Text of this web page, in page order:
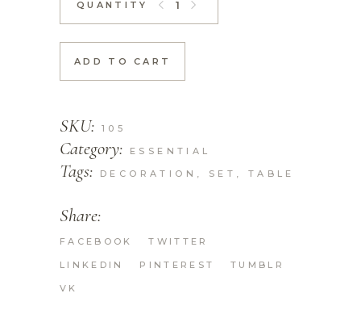
ADD TO CART
SKU: 105
Category: ESSENTIAL
Tags: DECORATION SET TABLE
Share:
FACEBOOK TWITTER
LINKEDIN PINTEREST TUMBLR
VK